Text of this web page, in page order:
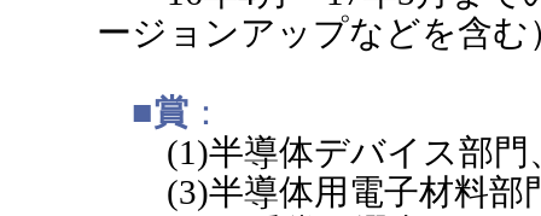
ージョンアップなどを含む
■賞 ：
(1)半導体デバイス部
(3)半導体用電子材料部